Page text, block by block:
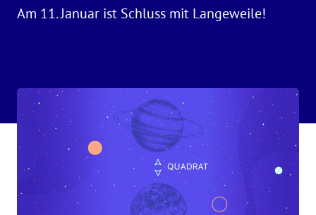
Am 11. Januar ist Schluss mit Langeweile!